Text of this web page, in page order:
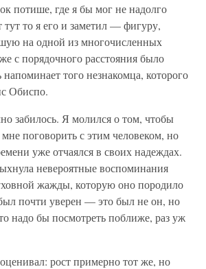
потише, где я бы мог не надолго
тут то я его и заметил — фигуру,
на одной из многочисленных
с порядочного расстояния было
того незнакомца, которого
Обиспо.
забилось. Я молился о том, чтобы
поговорить с этим человеком, но
уже отчаялся в своих надеждах.
невероятные воспоминания
жажды, которую оно породило
почти уверен — это был не он, но
надо бы посмотреть поближе, раз уж
рост примерно тот же, но